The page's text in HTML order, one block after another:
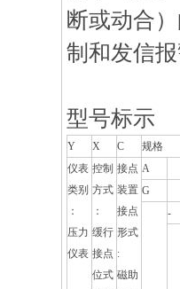
断或动合
制和发信
型号标示
Y X C
规格
仪表
类别
：
压力
仪表
控制
方式
：
缓行
接点
位式
接点
装置
接点
形式
:
磁助
A
G
-